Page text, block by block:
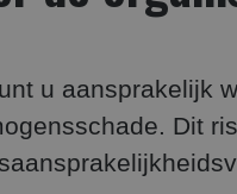
u aansprakelijk
Dit